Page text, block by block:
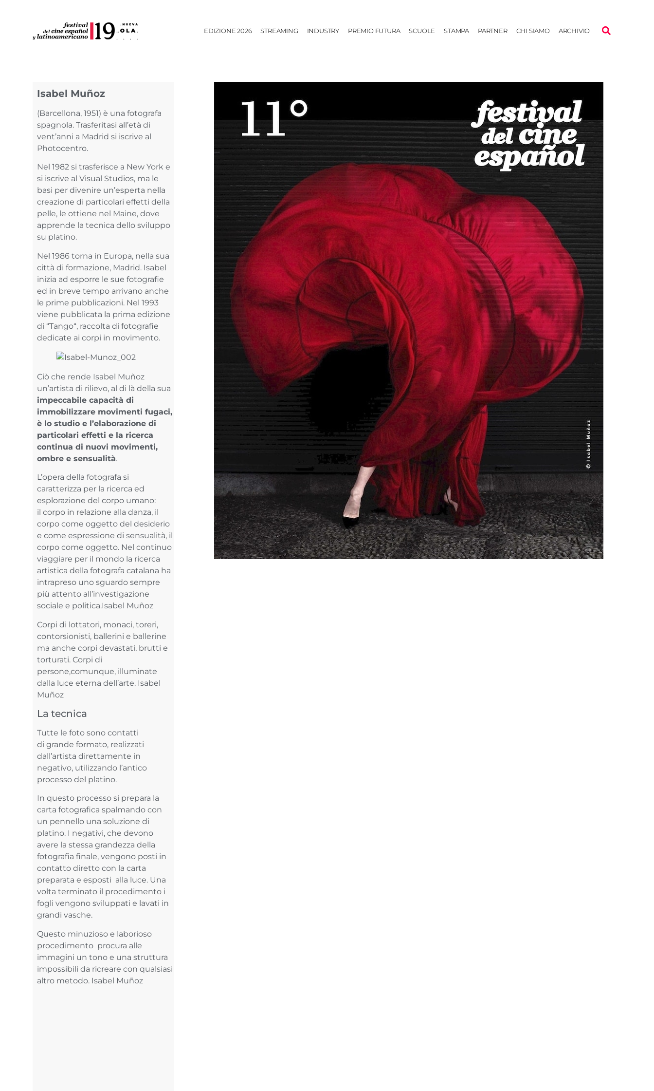
EDIZIONE 2026 STREAMING INDUSTRY PREMIO FUTURA SCUOLE STAMPA PARTNER CHI SIAMO ARCHIVIO
Isabel Muñoz
(Barcellona, 1951) è una fotografa
spagnola. Trasferitasi all’età di
vent’anni a Madrid si iscrive al
Photocentro.
Nel 1982 si trasferisce a New York e
si iscrive al Visual Studios, ma le
basi per divenire un’esperta nella
creazione di particolari effetti della
pelle, le ottiene nel Maine, dove
apprende la tecnica dello sviluppo
su platino.
Nel 1986 torna in Europa, nella sua
città di formazione, Madrid. Isabel
inizia ad esporre le sue fotografie
ed in breve tempo arrivano anche
le prime pubblicazioni. Nel 1993
viene pubblicata la prima edizione
di “Tango“, raccolta di fotografie
dedicate ai corpi in movimento.
Ciò che rende Isabel Muñoz
un’artista di rilievo, al di là della sua
impeccabile capacità di
immobilizzare movimenti fugaci,
è lo studio e l’elaborazione di
particolari effetti e la ricerca
continua di nuovi movimenti,
ombre e sensualità.
L’opera della fotografa si
caratterizza per la ricerca ed
esplorazione del corpo umano:
il corpo in relazione alla danza, il
corpo come oggetto del desiderio
e come espressione di sensualità, il
corpo come oggetto. Nel continuo
viaggiare per il mondo la ricerca
artistica della fotografa catalana ha
intrapreso uno sguardo sempre
più attento all’investigazione
sociale e politica.Isabel Muñoz
Corpi di lottatori, monaci, toreri,
contorsionisti, ballerini e ballerine
ma anche corpi devastati, brutti e
torturati. Corpi di
persone,comunque, illuminate
dalla luce eterna dell’arte. Isabel
Muñoz
La tecnica
Tutte le foto sono contatti
di grande formato, realizzati
dall’artista direttamente in
negativo, utilizzando l’antico
processo del platino.
In questo processo si prepara la
carta fotografica spalmando con
un pennello una soluzione di
platino. I negativi, che devono
avere la stessa grandezza della
fotografia finale, vengono posti in
contatto diretto con la carta
preparata e esposti alla luce. Una
volta terminato il procedimento i
fogli vengono sviluppati e lavati in
grandi vasche.
Questo minuzioso e laborioso
procedimento procura alle
immagini un tono e una struttura
impossibili da ricreare con qualsiasi
altro metodo. Isabel Muñoz